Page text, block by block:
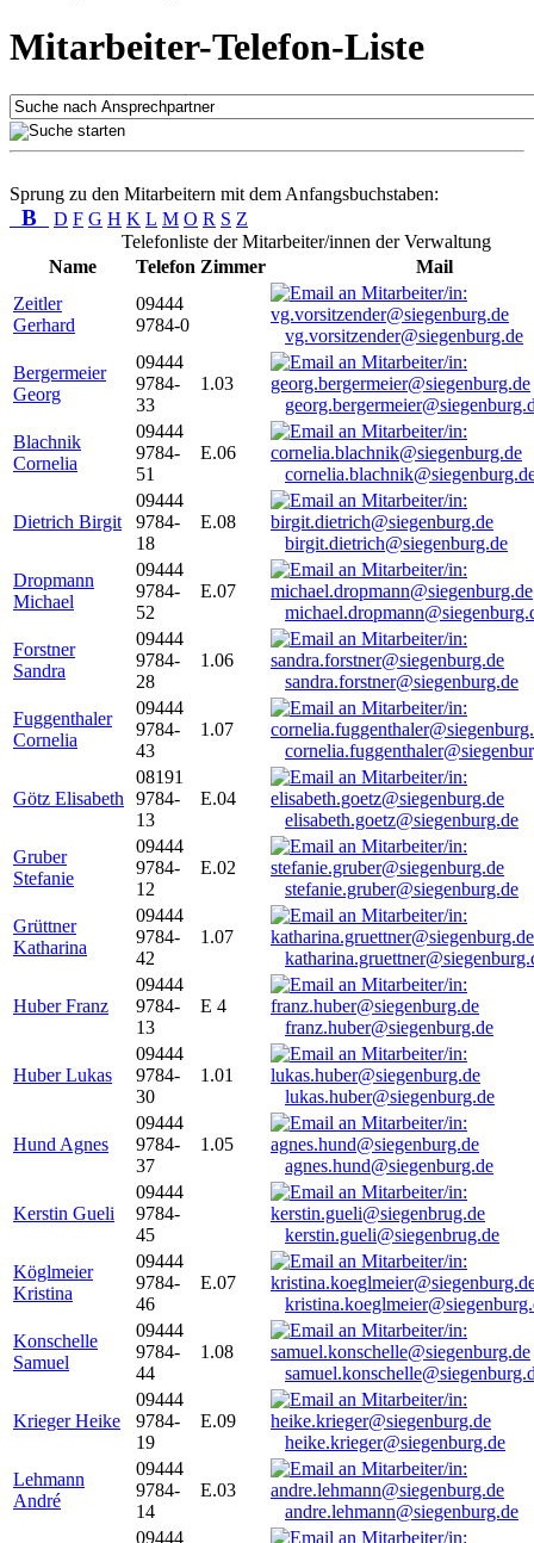
Mitarbeiter-Telefon-Liste
Sprung zu den Mitarbeitern mit dem Anfangsbuchstaben:
B D F G H K L M O R S Z
Telefonliste der Mitarbeiter/innen der Verwaltung
Name
Telefon Zimmer
Mail
Zeitler
Gerhard
09444
9784-0
vg.vorsitzender@siegenburg.de
Bergermeier
Georg
09444
9784-
33
1.03
Blachnik
Cornelia
09444
9784-
51
E.06
Dietrich Birgit
09444
9784-
18
E.08
birgit.dietrich@siegenburg.de
Dropmann
Michael
09444
9784-
52
E.07
Forstner
Sandra
09444
9784-
28
1.06
sandra.forstner@siegenburg.de
Fuggenthaler
Cornelia
09444
9784-
43
1.07
Götz Elisabeth
08191
9784-
13
E.04
elisabeth.goetz@siegenburg.de
Gruber
Stefanie
09444
9784-
12
E.02
stefanie.gruber@siegenburg.de
Grüttner
Katharina
09444
9784-
42
1.07
Huber Franz
09444
9784-
13
E 4
franz.huber@siegenburg.de
Huber Lukas
09444
9784-
30
1.01
lukas.huber@siegenburg.de
Hund Agnes
09444
9784-
37
1.05
agnes.hund@siegenburg.de
Kerstin Gueli
09444
9784-
45
kerstin.gueli@siegenbrug.de
Köglmeier
Kristina
09444
9784-
46
E.07
Konschelle
Samuel
09444
9784-
44
1.08
Krieger Heike
09444
9784-
19
E.09
heike.krieger@siegenburg.de
Lehmann
André
09444
9784-
14
E.03
andre.lehmann@siegenburg.de
09444